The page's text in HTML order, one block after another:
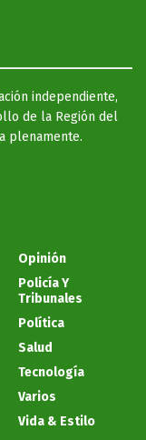
independiente,
de la Región del
plenamente.
Opinión
Policía Y
Tribunales
Política
Salud
Tecnología
Varios
Vida & Estilo